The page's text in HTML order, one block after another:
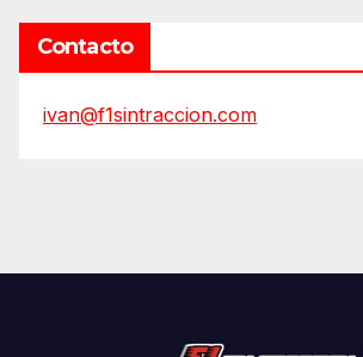
Contacto
ivan@f1sintraccion.com